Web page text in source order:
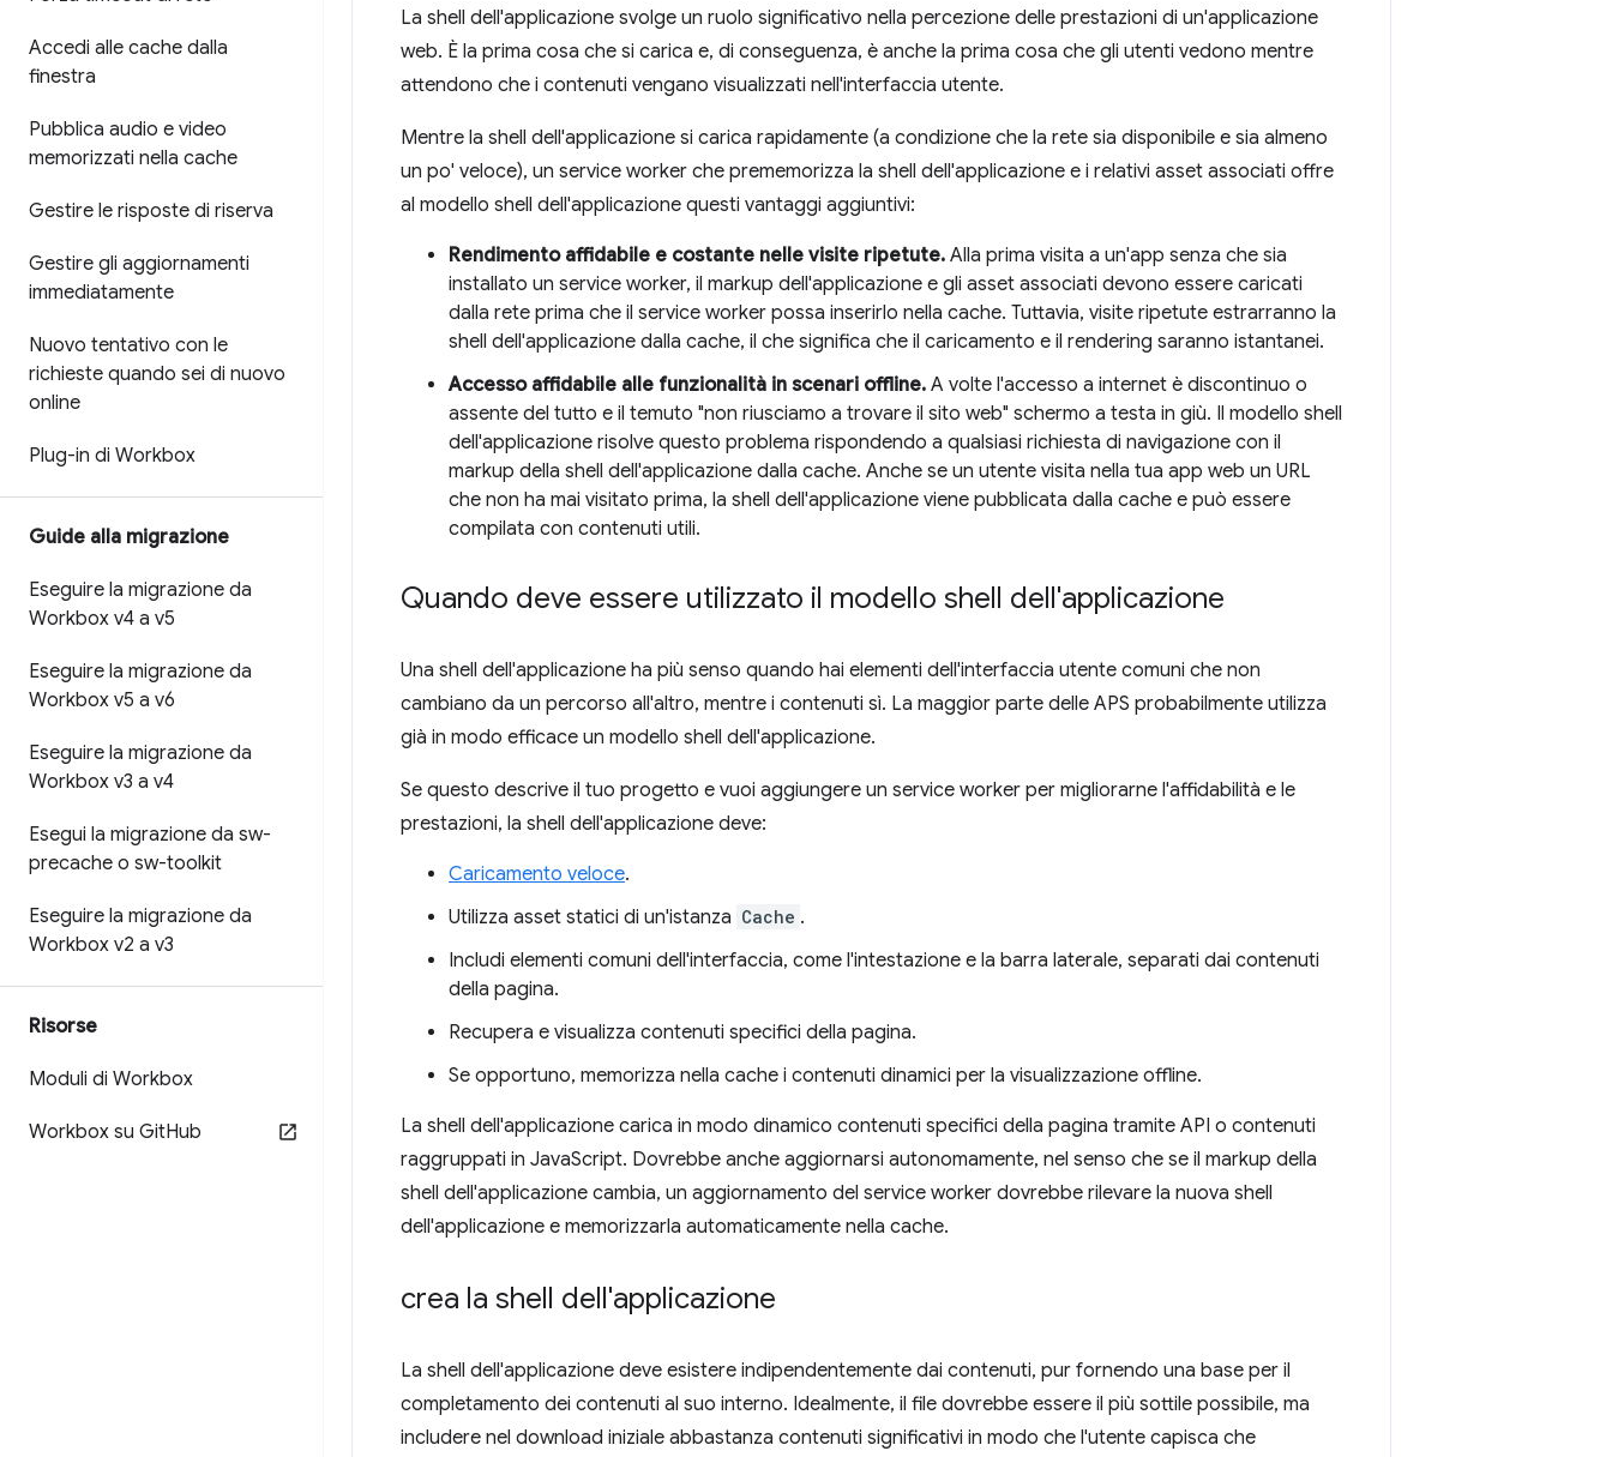
Accedi alle cache dalla
finestra
Pubblica audio e video
memorizzati nella cache
Gestire le risposte di riserva
Gestire gli aggiornamenti
immediatamente
Nuovo tentativo con le
richieste quando sei di nuovo
online
Plug-in di Workbox
Guide alla migrazione
Eseguire la migrazione da
Workbox v4 a v5
Eseguire la migrazione da
Workbox v5 a v6
Eseguire la migrazione da
Workbox v3 a v4
Esegui la migrazione da sw-
precache o sw-toolkit
Eseguire la migrazione da
Workbox v2 a v3
Risorse
Moduli di Workbox
Workbox su GitHub
La shell dell'applicazione svolge un ruolo significativo nella percezione delle prestazioni di un'applicazione
web. È la prima cosa che si carica e, di conseguenza, è anche la prima cosa che gli utenti vedono mentre
attendono che i contenuti vengano visualizzati nell'interfaccia utente.
Mentre la shell dell'applicazione si carica rapidamente (a condizione che la rete sia disponibile e sia almeno
un po' veloce), un service worker che prememorizza la shell dell'applicazione e i relativi asset associati offre
al modello shell dell'applicazione questi vantaggi aggiuntivi:
Rendimento affidabile e costante nelle visite ripetute. Alla prima visita a un'app senza che sia
installato un service worker, il markup dell'applicazione e gli asset associati devono essere caricati
dalla rete prima che il service worker possa inserirlo nella cache. Tuttavia, visite ripetute estrarranno la
shell dell'applicazione dalla cache, il che significa che il caricamento e il rendering saranno istantanei.
Accesso affidabile alle funzionalità in scenari offline. A volte l'accesso a internet è discontinuo o
assente del tutto e il temuto "non riusciamo a trovare il sito web" schermo a testa in giù. Il modello shell
dell'applicazione risolve questo problema rispondendo a qualsiasi richiesta di navigazione con il
markup della shell dell'applicazione dalla cache. Anche se un utente visita nella tua app web un URL
che non ha mai visitato prima, la shell dell'applicazione viene pubblicata dalla cache e può essere
compilata con contenuti utili.
Quando deve essere utilizzato il modello shell dell'applicazione
Una shell dell'applicazione ha più senso quando hai elementi dell'interfaccia utente comuni che non
cambiano da un percorso all'altro, mentre i contenuti sì. La maggior parte delle APS probabilmente utilizza
già in modo efficace un modello shell dell'applicazione.
Se questo descrive il tuo progetto e vuoi aggiungere un service worker per migliorarne l'affidabilità e le
prestazioni, la shell dell'applicazione deve:
Caricamento veloce.
Utilizza asset statici di un'istanza Cache .
Includi elementi comuni dell'interfaccia, come l'intestazione e la barra laterale, separati dai contenuti
della pagina.
Recupera e visualizza contenuti specifici della pagina.
Se opportuno, memorizza nella cache i contenuti dinamici per la visualizzazione offline.
La shell dell'applicazione carica in modo dinamico contenuti specifici della pagina tramite API o contenuti
raggruppati in JavaScript. Dovrebbe anche aggiornarsi autonomamente, nel senso che se il markup della
shell dell'applicazione cambia, un aggiornamento del service worker dovrebbe rilevare la nuova shell
dell'applicazione e memorizzarla automaticamente nella cache.
crea la shell dell'applicazione
La shell dell'applicazione deve esistere indipendentemente dai contenuti, pur fornendo una base per il
completamento dei contenuti al suo interno. Idealmente, il file dovrebbe essere il più sottile possibile, ma
includere nel download iniziale abbastanza contenuti significativi in modo che l'utente capisca che